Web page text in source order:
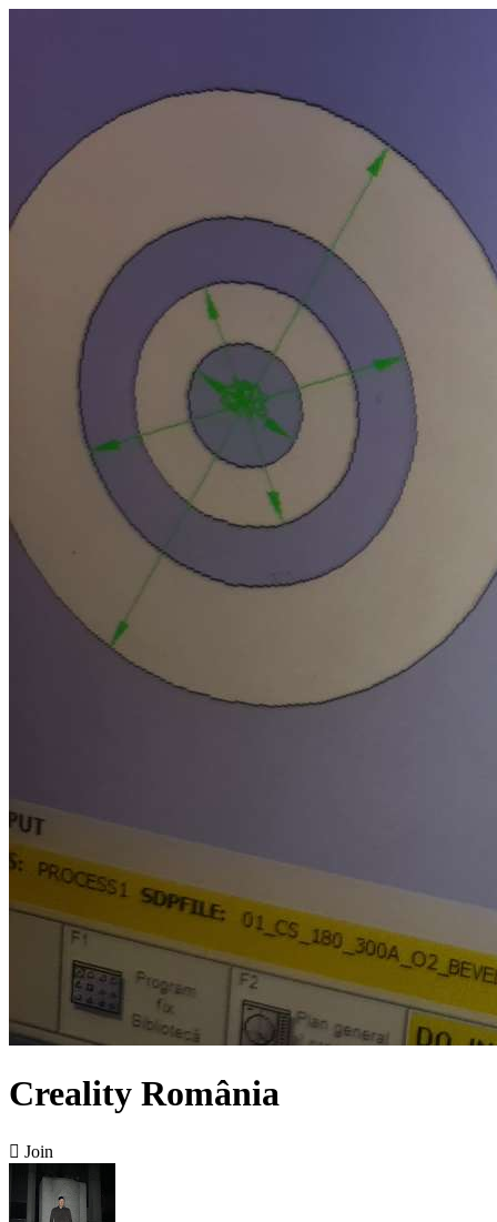
Creality România
 Join